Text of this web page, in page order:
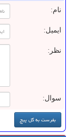
نام:
ایمیل:
نظر:
سوال: